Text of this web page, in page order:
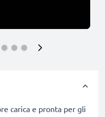
carica e pronta per gli